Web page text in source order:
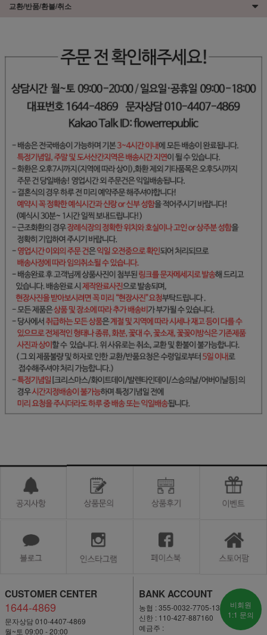
교환/반품/환불/취소
CUSTOMER CENTER
1644-4869
문자상담 010-4407-4869
월~토 09:00 - 20:00
BANK ACCOUNT
농협 : 355-0032-7705-13
신한 : 110-427-887160
예금주 :
비회원
1:1 문의